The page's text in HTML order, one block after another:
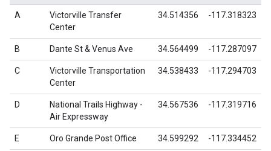
A
Victorville Transfer
Center
34.514356 -117.318323
B Dante St & Venus Ave 34.564499 -117.287097
C
Victorville Transportation
Center
34.538433 -117.294703
D
National Trails Highway -
Air Expressway
34.567536 -117.319716
E Oro Grande Post Office 34.599292 -117.334452